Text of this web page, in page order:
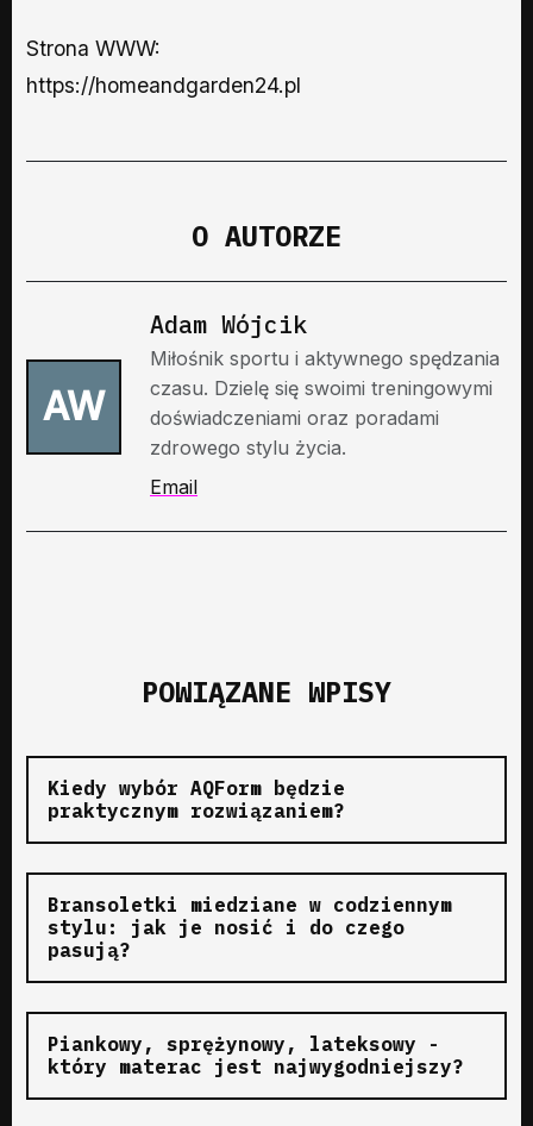
Strona WWW:
https://homeandgarden24.pl
O AUTORZE
AW
Adam Wójcik
Miłośnik sportu i aktywnego spędzania
czasu. Dzielę się swoimi treningowymi
doświadczeniami oraz poradami
zdrowego stylu życia.
Email
POWIĄZANE WPISY
Kiedy wybór AQForm będzie
praktycznym rozwiązaniem?
Bransoletki miedziane w codziennym
stylu: jak je nosić i do czego
pasują?
Piankowy, sprężynowy, lateksowy -
który materac jest najwygodniejszy?